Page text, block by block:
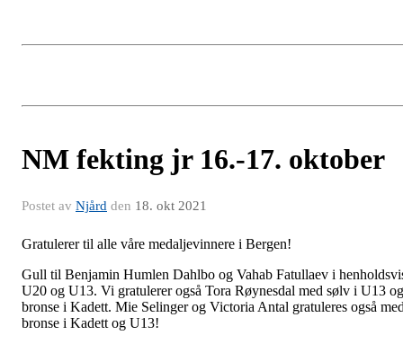
NM fekting jr 16.-17. oktober
Postet av Njård den 18. okt 2021
Gratulerer til alle våre medaljevinnere i Bergen!
Gull til Benjamin Humlen Dahlbo og Vahab Fatullaev i
U20 og U13. Vi gratulerer også Tora Røynesdal med sølv i U13 og
bronse i Kadett. Mie Selinger og Victoria Antal gratuleres også
bronse i Kadett og U13!